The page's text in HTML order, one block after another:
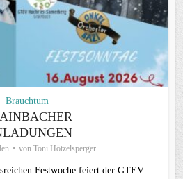
Brauchtum
von Toni Hötzelsperger
Festwoche feiert der GTEV